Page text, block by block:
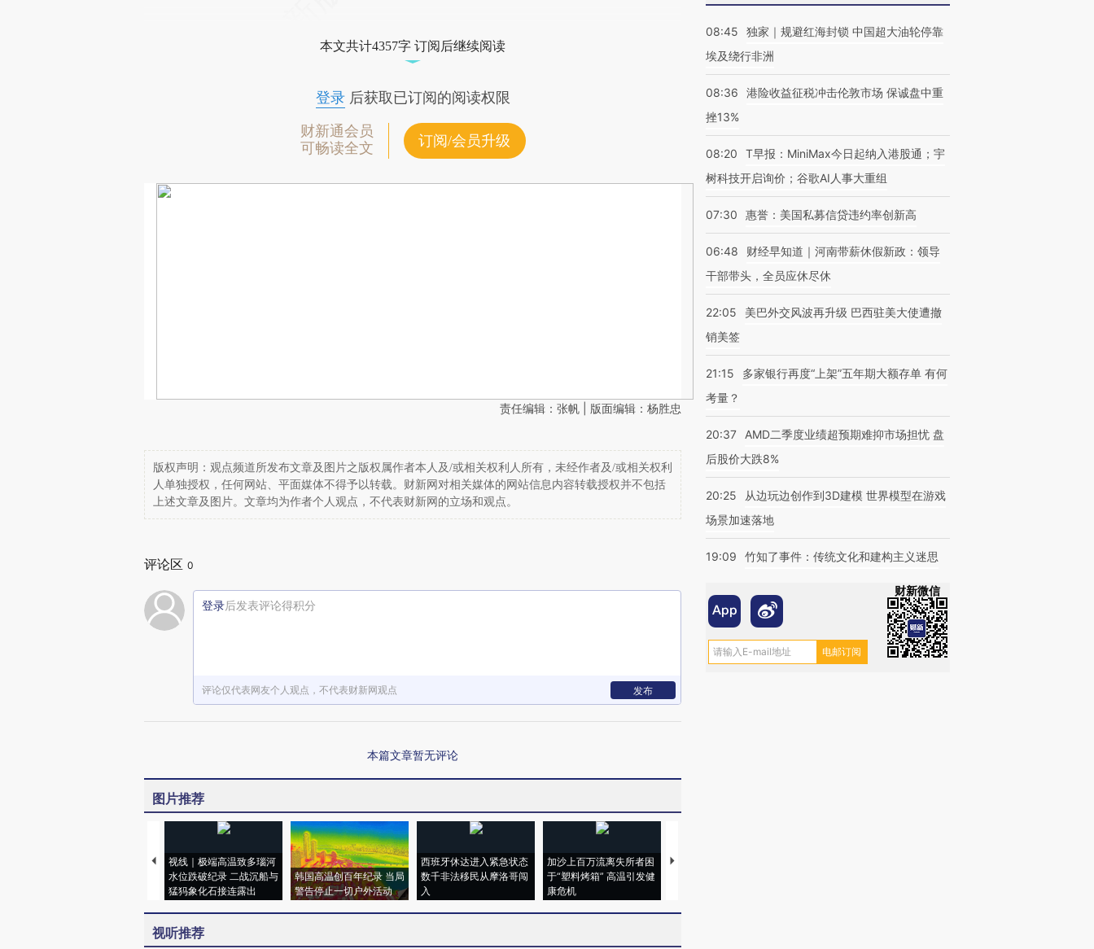
本文共计4357字 订阅后继续阅读
登录后获取已订阅的阅读权限
财新通会员
可畅读全文
订阅/会员升级
责任编辑：张帆 | 版面编辑：杨胜忠
版权声明：观点频道所发布文章及图片之版权属作者本人及/或相关权利人所有，未经作者及/或相关权利
人单独授权，任何网站、平面媒体不得予以转载。财新网对相关媒体的网站信息内容转载授权并不包括
上述文章及图片。文章均为作者个人观点，不代表财新网的立场和观点。
评论区 0
登录后发表评论得积分
评论仅代表网友个人观点，不代表财新网观点 发布
本篇文章暂无评论
图片推荐
视线｜极端高温致多瑙河
水位跌破纪录 二战沉船与
猛犸象化石接连露出
韩国高温创百年纪录 当局
警告停止一切户外活动
西班牙休达进入紧急状态
数千非法移民从摩洛哥闯
入
加沙上百万流离失所者困
于“塑料烤箱” 高温引发健
康危机
马航飞行员跨国走私7万
视听推荐
08:45
独家｜规避红海封锁 中国超大油轮停靠
埃及绕行非洲
08:36
港险收益征税冲击伦敦市场 保诚盘中重
挫13%
08:20
T早报：MiniMax今日起纳入港股通；宇
树科技开启询价；谷歌AI人事大重组
07:30 惠誉：美国私募信贷违约率创新高
06:48
财经早知道｜河南带薪休假新政：领导
干部带头，全员应休尽休
22:05
美巴外交风波再升级 巴西驻美大使遭撤
销美签
21:15
多家银行再度“上架”五年期大额存单 有何
考量？
20:37
AMD二季度业绩超预期难抑市场担忧 盘
后股价大跌8%
20:25
从边玩边创作到3D建模 世界模型在游戏
场景加速落地
19:09 竹知了事件：传统文化和建构主义迷思
财新微信